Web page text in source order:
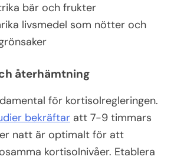
bär och frukter
livsmedel som nötter och
återhämtning
för kortisolregleringen.
bekräftar att 7-9 timmars
natt är optimalt för att
kortisolnivåer. Etablera